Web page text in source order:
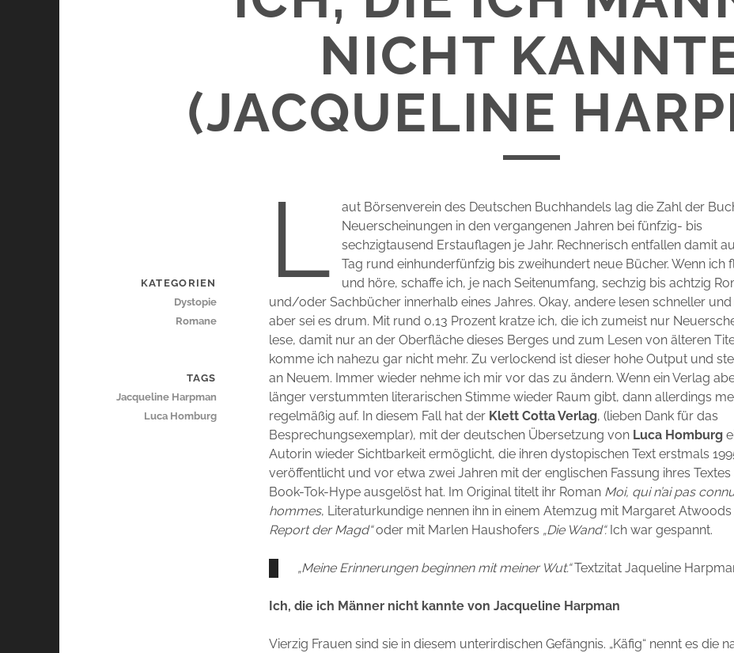
NICHT
(JACQUELINE
L
aut Börsenverein des Deutschen Buchhandels lag die Zahl der
Neuerscheinungen in den vergangenen Jahren bei fünfzig- bis
sechzigtausend Erstauflagen je Jahr. Rechnerisch entfallen damit
Tag rund einhunderfünfzig bis zweihundert neue Bücher. Wenn ich
und höre, schaffe ich, je nach Seitenumfang, sechzig bis achtzig
und/oder Sachbücher innerhalb eines Jahres. Okay, andere lesen schneller und
aber sei es drum. Mit rund 0,13 Prozent kratze ich, die ich zumeist nur
lese, damit nur an der Oberfläche dieses Berges und zum Lesen von älteren
komme ich nahezu gar nicht mehr. Zu verlockend ist dieser hohe Output und
an Neuem. Immer wieder nehme ich mir vor das zu ändern. Wenn ein Verlag
länger verstummten literarischen Stimme wieder Raum gibt, dann allerdings
regelmäßig auf. In diesem Fall hat der Klett Cotta Verlag, (lieben Dank für das
Besprechungsexemplar), mit der deutschen Übersetzung von Luca Homburg
Autorin wieder Sichtbarkeit ermöglicht, die ihren dystopischen Text erstmals
veröffentlicht und vor etwa zwei Jahren mit der englischen Fassung ihres Textes
Book-Tok-Hype ausgelöst hat. Im Original titelt ihr Roman Moi, qui n’ai pas
hommes, Literaturkundige nennen ihn in einem Atemzug mit Margaret Atwoods
Report der Magd“oder mit Marlen Haushofers „Die Wand“.Ich war gespannt.
„Meine Erinnerungen beginnen mit meiner Wut.“Textzitat Jaqueline
Ich, die ich Männer nicht kannte von Jacqueline Harpman
Vierzig Frauen sind sie in diesem unterirdischen Gefängnis. „Käfig“ nennt es die
KATEGORIEN
Dystopie
Romane
TAGS
Jacqueline Harpman
Luca Homburg